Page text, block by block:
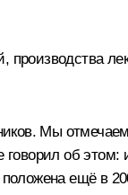
Мы
об этом:
ещё в